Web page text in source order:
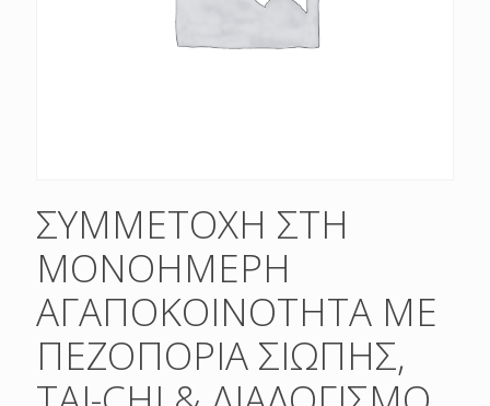
ΣΥΜΜΕΤΟΧΗ ΣΤΗ
ΜΟΝΟΗΜΕΡΗ
ΑΓΑΠΟΚΟΙΝΟΤΗΤΑ ΜΕ
ΠΕΖΟΠΟΡΙΑ ΣΙΩΠΗΣ,